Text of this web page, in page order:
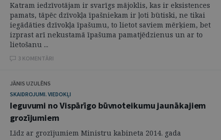
Katram iedzīvotājam ir svarīgs mājoklis, kas ir eksistences
pamats, tāpēc dzīvokļa īpašniekam ir ļoti būtiski, ne tikai
iegādāties dzīvokļa īpašumu, to lietot saviem mērķiem, bet
izprast arī nekustamā īpašuma pamatjēdzienus un ar to
lietošanu ...
3 KOMENTĀRI
JĀNIS UZULĒNS
SKAIDROJUMI. VIEDOKĻI
Ieguvumi no Vispārīgo būvnoteikumu jaunākajiem
grozījumiem
Līdz ar grozījumiem Ministru kabineta 2014. gada